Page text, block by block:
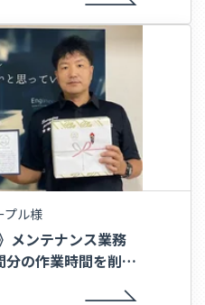
プル様
メンテナンス業務
分の作業時間を削